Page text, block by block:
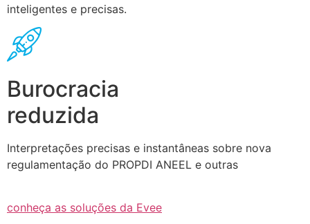
inteligentes e precisas.
Burocracia
reduzida
Interpretações precisas e instantâneas sobre nova
regulamentação do PROPDI ANEEL e outras
conheça as soluções da Evee